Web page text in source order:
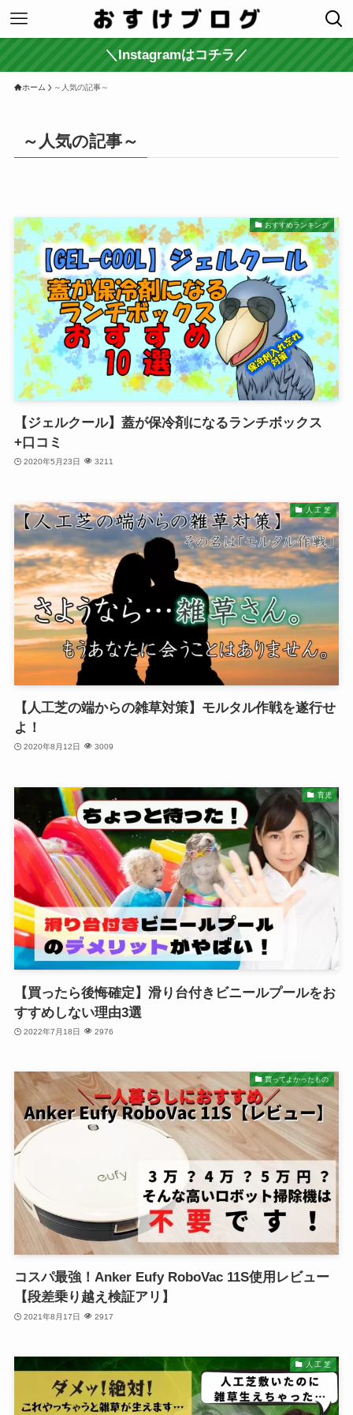
＼Instagramはコチラ／
ホーム ～人気の記事～
～人気の記事～
おすすめランキング
【ジェルクール】蓋が保冷剤になるランチボックス
+口コミ
2020年5月23日 3211
人 工 芝
【人工芝の端からの雑草対策】モルタル作戦を遂行せ
よ！
2020年8月12日 3009
育児
【買ったら後悔確定】滑り台付きビニールプールをお
すすめしない理由3選
2022年7月18日 2976
買ってよかったもの
コスパ最強！Anker Eufy RoboVac 11S使用レビュー
【段差乗り越え検証アリ】
2021年8月17日 2917
人 工 芝